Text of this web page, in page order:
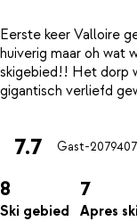
Eerste keer Valloire
huiverig maar oh wat
skigebied!! Het dorp
7.7 Gast-20794
8
Ski gebied
7
Apres ski